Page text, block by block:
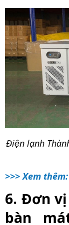
Điện lạnh
>>> Xem thêm:
6. Đơn
bàn